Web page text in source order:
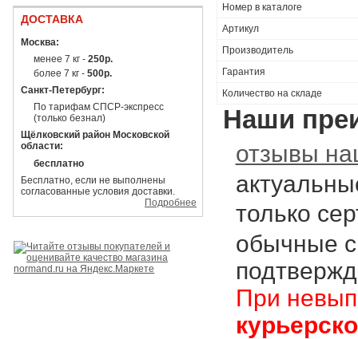
ДОСТАВКА
Москва:
менее 7 кг - 250р.
более 7 кг - 500р.
Санкт-Петербург:
По тарифам СПСР-экспресс
(только безнал)
Щёлковский район Московской
области:
бесплатно
Бесплатно, если не выполнены
согласованные условия доставки.
Подробнее
Номер в каталоге
Артикул
Производитель
Гарантия
Количество на складе
Наши
отзывы
только
обычные
При